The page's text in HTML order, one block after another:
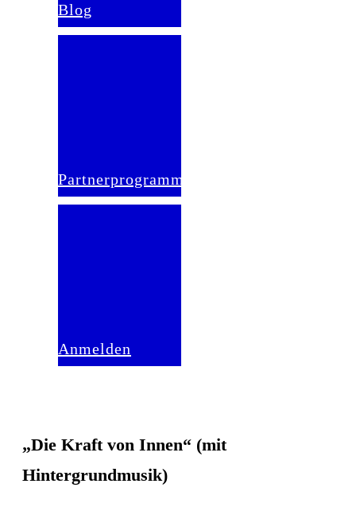
Blog
Partnerprogramm
Anmelden
„Die Kraft von Innen“ (mit
Hintergrundmusik)